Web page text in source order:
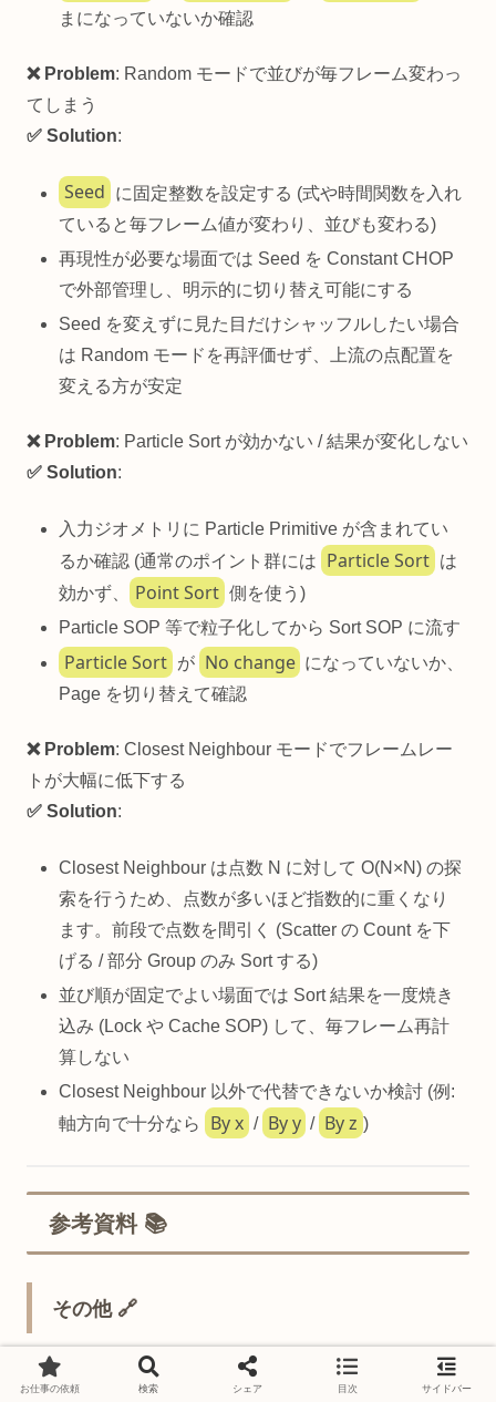
まになっていないか確認
❌ Problem: Random モードで並びが毎フレーム変わっ
てしまう
✅ Solution:
Seed
に固定整数を設定する (式や時間関数を入れ
ていると毎フレーム値が変わり、並びも変わる)
再現性が必要な場面では Seed を Constant CHOP
で外部管理し、明示的に切り替え可能にする
Seed を変えずに見た目だけシャッフルしたい場合
は Random モードを再評価せず、上流の点配置を
変える方が安定
❌ Problem: Particle Sort が効かない / 結果が変化しない
✅ Solution:
入力ジオメトリに Particle Primitive が含まれてい
るか確認 (通常のポイント群には
Particle Sort は
効かず、
Point Sort 側を使う)
Particle SOP 等で粒子化してから Sort SOP に流す
Particle Sort が No change になっていないか、
Page を切り替えて確認
❌ Problem: Closest Neighbour モードでフレームレー
トが大幅に低下する
✅ Solution:
Closest Neighbour は点数 N に対して O(N×N) の探
索を行うため、点数が多いほど指数的に重くなり
ます。前段で点数を間引く (Scatter の Count を下
げる / 部分 Group のみ Sort する)
並び順が固定でよい場面では Sort 結果を一度焼き
込み (Lock や Cache SOP) して、毎フレーム再計
算しない
Closest Neighbour 以外で代替できないか検討 (例:
軸方向で十分なら
By x / By y / By z )
参考資料 📚
その他 🔗
TouchDesigner Wiki — SOP 概要
お仕事の依頼 検索 シェア 目次 サイドバー